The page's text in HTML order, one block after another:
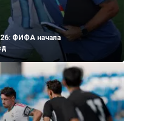
ФИФА начала